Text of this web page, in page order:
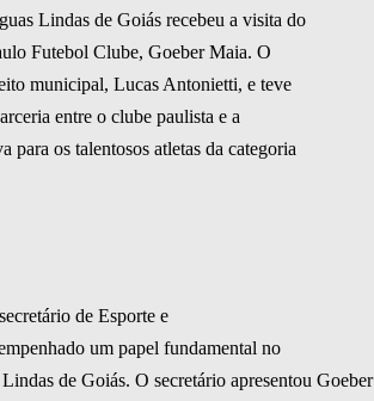
Lindas de Goiás recebeu a visita do
Futebol Clube, Goeber Maia. O
municipal, Lucas Antonietti, e teve
entre o clube paulista e a
para os talentosos atletas da categoria
de Esporte e
um papel fundamental no
de Goiás. O secretário apresentou Goeber